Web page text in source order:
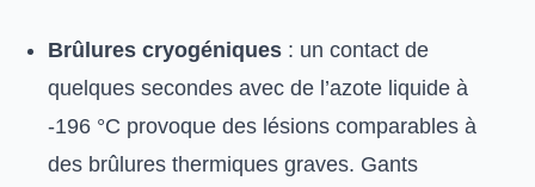
Brûlures cryogéniques : un contact de
quelques secondes avec de l’azote liquide à
-196 °C provoque des lésions comparables à
des brûlures thermiques graves. Gants